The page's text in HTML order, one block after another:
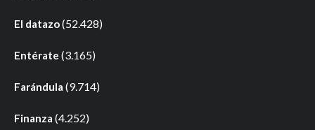
El datazo(52.428)
Entérate (3.165)
Farándula (9.714)
Finanza (4.252)